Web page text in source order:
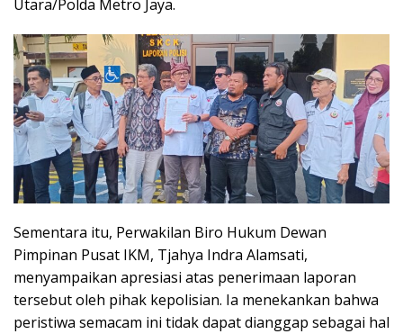
Utara/Polda Metro Jaya.
Sementara itu, Perwakilan Biro Hukum Dewan
Pimpinan Pusat IKM, Tjahya Indra Alamsati,
menyampaikan apresiasi atas penerimaan laporan
tersebut oleh pihak kepolisian. Ia menekankan bahwa
peristiwa semacam ini tidak dapat dianggap sebagai hal